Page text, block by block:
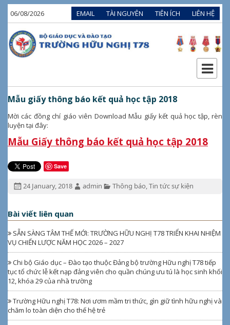
06/08/2026 EMAIL TÀI NGUYÊN TIÊN ÍCH LIÊN HỆ
Mẫu giấy thông báo kết quả học tập 2018
Mời các đồng chí giáo viên Download Mẫu giấy kết quả học tập, rèn
luyện tại đây:
Mẫu Giấy thông báo kết quả học tập 2018
Save
Đăng
24 January, 2018
Tác
admin
Chuyên
Thông báo,Tin tức sự kiện
Bài viết liên quan
SẴN SÀNG TÂM THẾ MỚI: TRƯỜNG HỮU NGHỊ T78 TRIỂN KHAI NHIỆM
VỤ CHIẾN LƯỢC NĂM HỌC 2026 – 2027
Chi bộ Giáo dục – Đào tạo thuộc Đảng bộ trường Hữu nghị T78 tiếp
tục tổ chức lễ kết nạp đảng viên cho quần chúng ưu tú là học sinh khối
12, khóa 29 của nhà trường
Trường Hữu nghị T78: Nơi ươm mầm tri thức, gìn giữ tình hữu nghị và
chăm lo toàn diện cho thế hệ trẻ